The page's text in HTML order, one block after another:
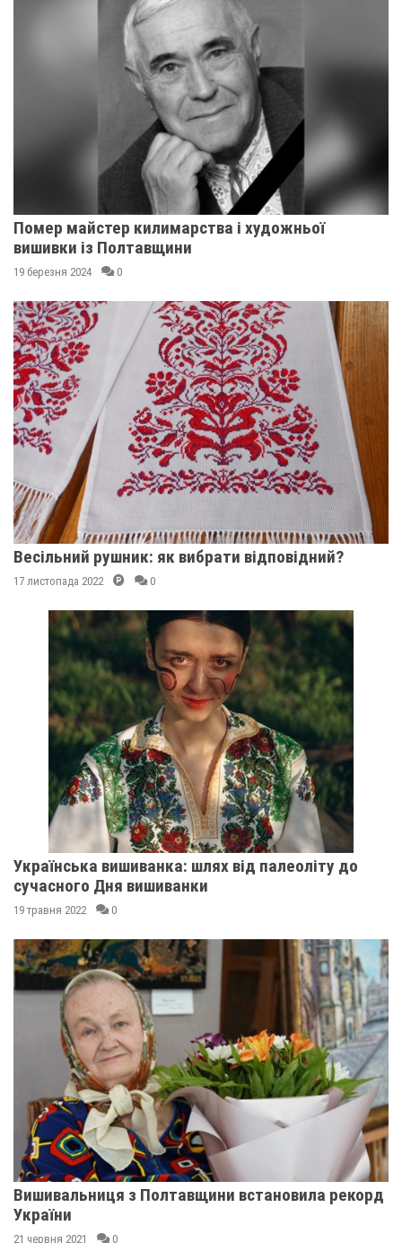
Помер майстер килимарства і художньої
вишивки із Полтавщини
19 березня 2024 0
Весільний рушник: як вибрати відповідний?
17 листопада 2022 0
Українська вишиванка: шлях від палеоліту до
сучасного Дня вишиванки
19 травня 2022 0
Вишивальниця з Полтавщини встановила рекорд
України
21 червня 2021 0